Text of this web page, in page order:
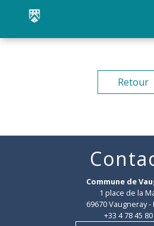
Retour
Commune de
1 place de la
69670 Vaugneray -
+33 4 78 45